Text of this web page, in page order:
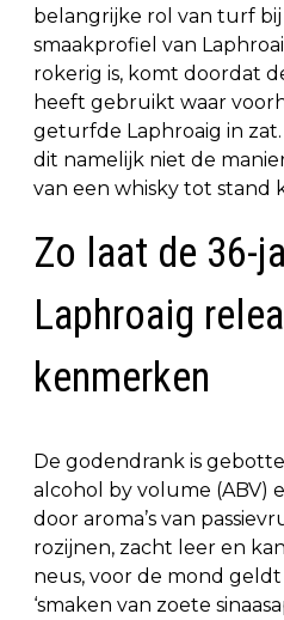
belangrijke rol van turf
smaakprofiel van
rokerig is, komt doordat
heeft gebruikt waar
geturfde Laphroaig in
dit namelijk niet de
van een whisky tot stand
Zo laat de 36-
Laphroaig
kenmerken
De godendrank is
alcohol by volume (ABV)
door aroma’s van
rozijnen, zacht leer en
neus, voor de mond
‘smaken van zoete